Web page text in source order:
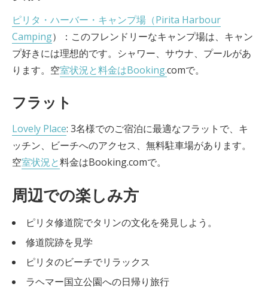
ピリタ・ハーバー・キャンプ場（Pirita Harbour
Camping）：このフレンドリーなキャンプ場は、キャン
プ好きには理想的です。シャワー、サウナ、プールがあ
ります。空室状況と料金はBooking.comで。
フラット
Lovely Place: 3名様でのご宿泊に最適なフラットで、キ
ッチン、ビーチへのアクセス、無料駐車場があります。
空室状況と料金はBooking.comで。
周辺での楽しみ方
ピリタ修道院でタリンの文化を発見しよう。
修道院跡を見学
ピリタのビーチでリラックス
ラヘマー国立公園への日帰り旅行